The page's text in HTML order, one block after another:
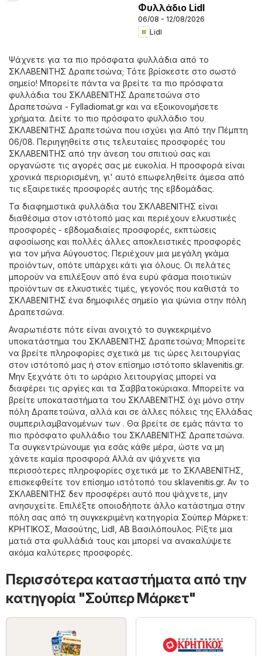
Φυλλάδιο Lidl
06/08 - 12/08/2026
Lidl
Ψάχνετε για τα πιο πρόσφατα φυλλάδια από το
ΣΚΛΑΒΕΝΙΤΗΣ Δραπετσώνα; Τότε βρίσκεστε στο σωστό
σημείο! Μπορείτε πάντα να βρείτε τα πιο πρόσφατα
φυλλάδια του ΣΚΛΑΒΕΝΙΤΗΣ Δραπετσώνα στο
Δραπετσώνα - Fylladiomat.gr και να εξοικονομήσετε
χρήματα. Δείτε το πιο πρόσφατο φυλλάδιο του
ΣΚΛΑΒΕΝΙΤΗΣ Δραπετσώνα που ισχύει για Από την Πέμπτη
06/08. Περιηγηθείτε στις τελευταίες προσφορές του
ΣΚΛΑΒΕΝΙΤΗΣ από την άνεση του σπιτιού σας και
οργανώστε τις αγορές σας με ευκολία. Η προσφορά είναι
χρονικά περιορισμένη, γι' αυτό επωφεληθείτε άμεσα από
τις εξαιρετικές προσφορές αυτής της εβδομάδας.
Τα διαφημιστικά φυλλάδια του ΣΚΛΑΒΕΝΙΤΗΣ είναι
διαθέσιμα στον ιστότοπό μας και περιέχουν ελκυστικές
προσφορές - εβδομαδιαίες προσφορές, εκπτώσεις
αφοσίωσης και πολλές άλλες αποκλειστικές προσφορές
για τον μήνα Αύγουστος. Περιέχουν μια μεγάλη γκάμα
προϊόντων, οπότε υπάρχει κάτι για όλους. Οι πελάτες
μπορούν να επιλέξουν από ένα ευρύ φάσμα ποιοτικών
προϊόντων σε ελκυστικές τιμές, γεγονός που καθιστά το
ΣΚΛΑΒΕΝΙΤΗΣ ένα δημοφιλές σημείο για ψώνια στην πόλη
Δραπετσώνα.
Αναρωτιέστε πότε είναι ανοιχτό το συγκεκριμένο
υποκατάστημα του ΣΚΛΑΒΕΝΙΤΗΣ Δραπετσώνα; Μπορείτε
να βρείτε πληροφορίες σχετικά με τις ώρες λειτουργίας
στον ιστότοπό μας ή στον επίσημο ιστότοπο sklavenitis.gr.
Μην ξεχνάτε ότι το ωράριο λειτουργίας μπορεί να
διαφέρει τις αργίες και τα Σαββατοκύριακα. Μπορείτε να
βρείτε υποκαταστήματα του ΣΚΛΑΒΕΝΙΤΗΣ όχι μόνο στην
πόλη Δραπετσώνα, αλλά και σε άλλες πόλεις της Ελλάδας
συμπεριλαμβανομένων των . Θα βρείτε σε εμάς πάντα το
πιο πρόσφατο φυλλάδιο του ΣΚΛΑΒΕΝΙΤΗΣ Δραπετσώνα.
Τα συγκεντρώνουμε για εσάς κάθε μέρα, ώστε να μη
χάνετε καμία προσφορά Αλλά αν ψάχνετε για
περισσότερες πληροφορίες σχετικά με το ΣΚΛΑΒΕΝΙΤΗΣ,
επισκεφθείτε τον επίσημο ιστότοπό του sklavenitis.gr. Αν το
ΣΚΛΑΒΕΝΙΤΗΣ δεν προσφέρει αυτό που ψάχνετε, μην
ανησυχείτε. Επιλέξτε οποιοδήποτε άλλο κατάστημα στην
πόλη σας από τη συγκεκριμένη κατηγορία Σούπερ Μάρκετ:
ΚΡΗΤΙΚΟΣ, Μασούτης, Lidl, ΑΒ Βασιλόπουλος. Ρίξτε μια
ματιά στα φυλλάδιά τους και μπορεί να ανακαλύψετε
ακόμα καλύτερες προσφορές.
Περισσότερα καταστήματα από την
κατηγορία "Σούπερ Μάρκετ"